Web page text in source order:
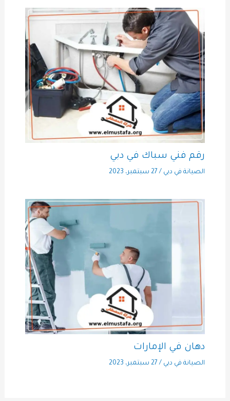
رقم فني سباك في دبي
الصيانة في دبي / 27 سبتمبر، 2023
دهان في الإمارات
الصيانة في دبي / 27 سبتمبر، 2023